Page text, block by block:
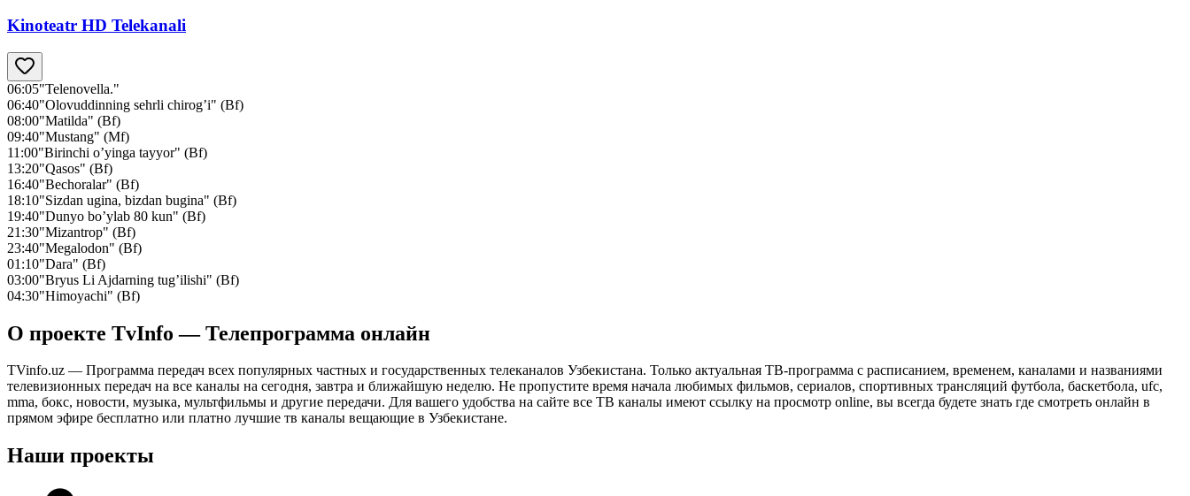
Kinoteatr HD Telekanali
06:05"Telenovella."
06:40"Olovuddinning sehrli chirog’i" (Bf)
08:00"Matilda" (Bf)
09:40"Mustang" (Mf)
11:00"Birinchi o’yinga tayyor" (Bf)
13:20"Qasos" (Bf)
16:40"Bechoralar" (Bf)
18:10"Sizdan ugina, bizdan bugina" (Bf)
19:40"Dunyo bo’ylab 80 kun" (Bf)
21:30"Mizantrop" (Bf)
23:40"Megalodon" (Bf)
01:10"Dara" (Bf)
03:00"Bryus Li Ajdarning tug’ilishi" (Bf)
04:30"Himoyachi" (Bf)
О проекте TvInfo — Телепрограмма онлайн
TVinfo.uz — Программа передач всех популярных частных и государственных телеканалов Узбекистана. Только актуальная ТВ-программа с расписанием, временем, каналами и названиями
телевизионных передач на все каналы на сегодня, завтра и ближайшую неделю. Не пропустите время начала любимых фильмов, сериалов, спортивных трансляций футбола, баскетбола, ufc,
mma, бокс, новости, музыка, мультфильмы и другие передачи. Для вашего удобства на сайте все ТВ каналы имеют ссылку на просмотр online, вы всегда будете знать где смотреть онлайн в
прямом эфире бесплатно или платно лучшие тв каналы вещающие в Узбекистане.
Наши проекты